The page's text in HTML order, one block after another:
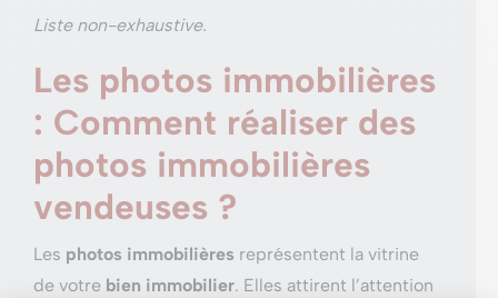
Liste non-exhaustive.
Les photos immobilières
: Comment réaliser des
photos immobilières
vendeuses ?
Les photos immobilières représentent la vitrine
de votre bien immobilier. Elles attirent l’attention